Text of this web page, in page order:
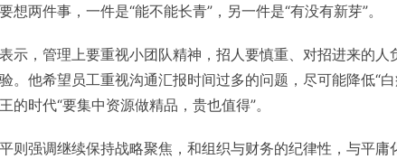
想两件事，一件是“能不能长青”，另一件是“有没有新芽”。
示，管理上要重视小团队精神，招人要慎重、对招进来的人
。他希望员工重视沟通汇报时间过多的问题，尽可能降低“
的时代“要集中资源做精品，贵也值得”。
则强调继续保持战略聚焦，和组织与财务的纪律性，与平庸